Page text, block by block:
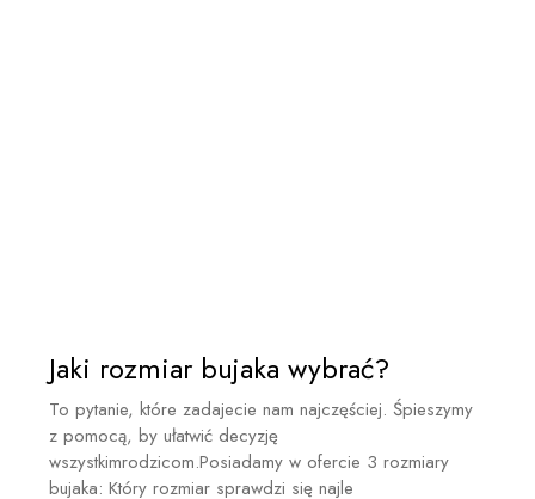
Jaki rozmiar bujaka wybrać?
To pytanie, które zadajecie nam najczęściej. Śpieszymy
z pomocą, by ułatwić decyzję
wszystkimrodzicom.Posiadamy w ofercie 3 rozmiary
bujaka: Który rozmiar sprawdzi się najle